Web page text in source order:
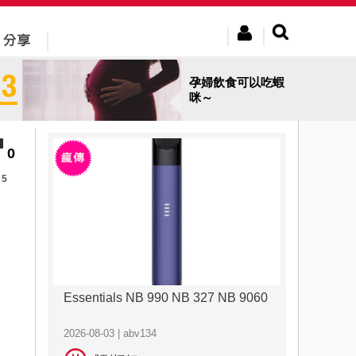
孕婦飲食可以吃蝦
咪～
0
5
Essentials NB 990 NB 327 NB 9060
2026-08-03 | abv134